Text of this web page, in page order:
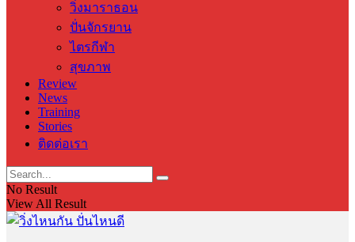
วิ่งมาราธอน
ปั่นจักรยาน
ไตรกีฬา
สุขภาพ
Review
News
Training
Stories
ติดต่อเรา
No Result
View All Result